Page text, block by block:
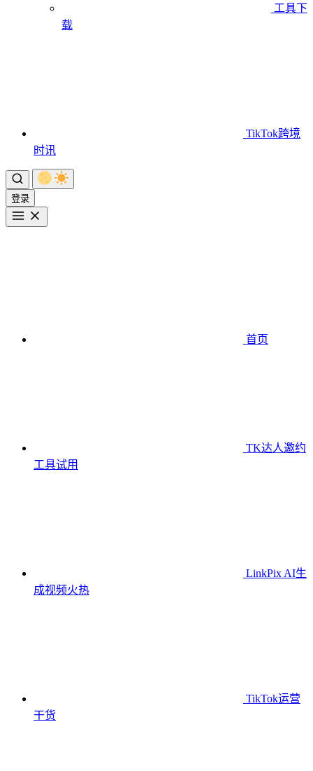
工具下
载
TikTok跨境
时讯
登录
首页
TK达人邀约
工具试用
LinkPix AI生
成视频火热
TikTok运营
干货